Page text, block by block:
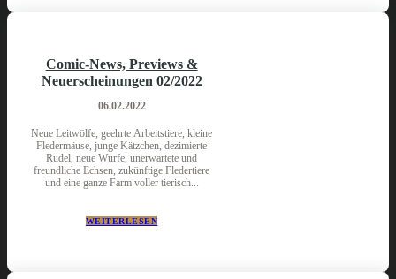
Comic-News, Previews &
Neuerscheinungen 02/2022
06.02.2022
Neue Leitwölfe, geehrte Arbeitstiere, kleine
Fledermäuse, junge Kätzchen, dezimierte
Rudel, neue Würfe, unerwartete und
freundliche Echsen, zukünftige Fledertiere
und eine ganze Farm voller tierisch...
WEITERLESEN